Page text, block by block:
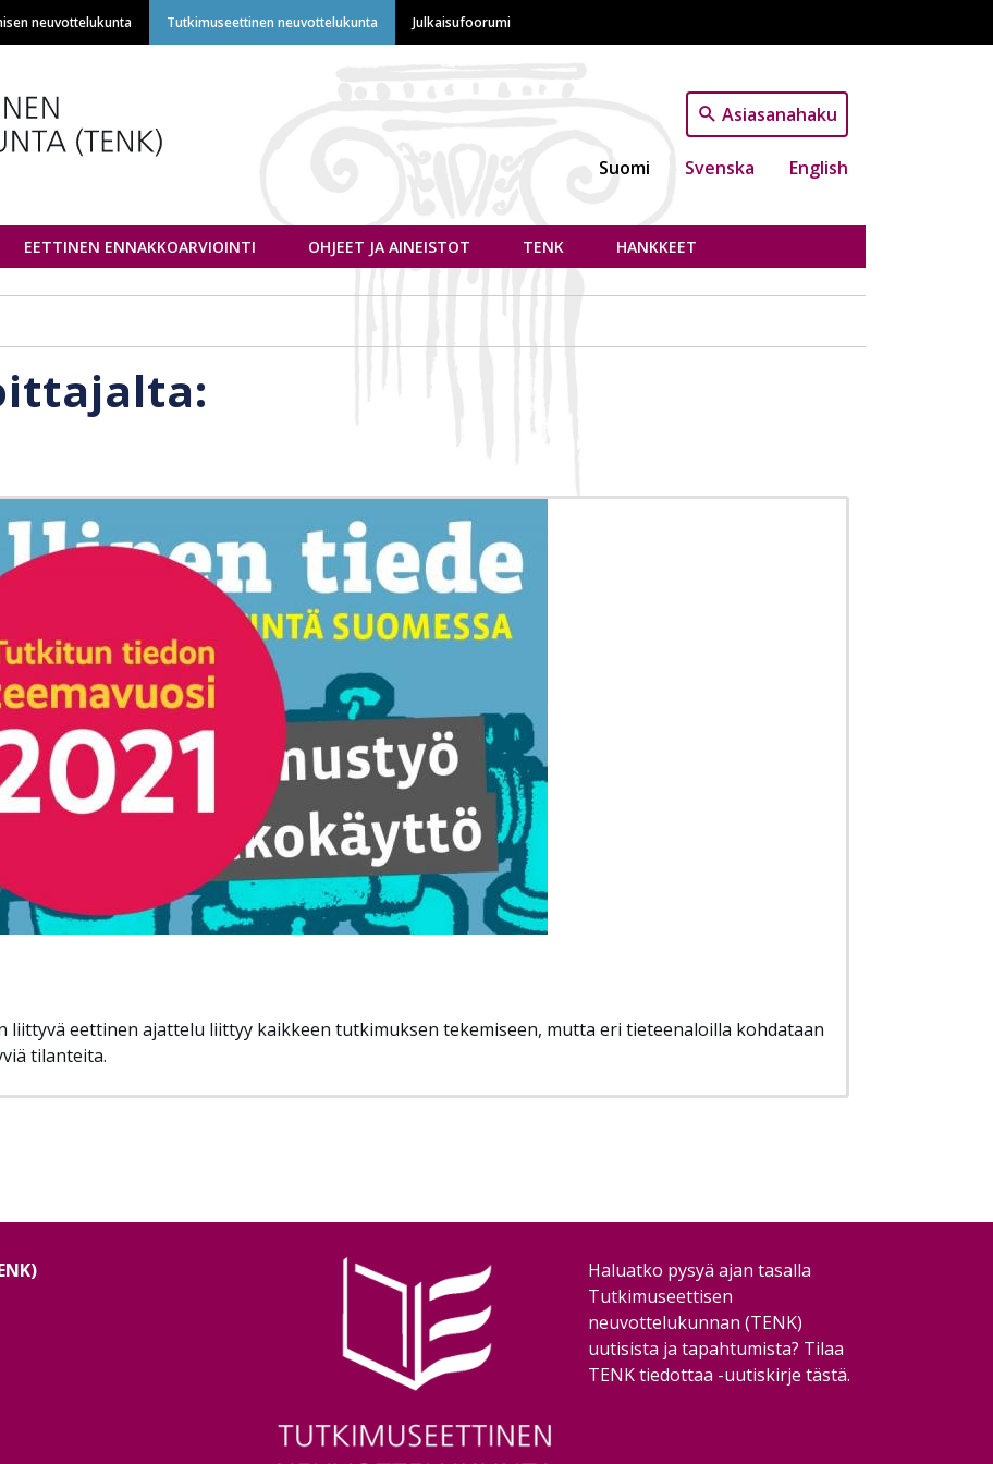
Hyppää
pääsisältöön
neuvottelukunta Tutkimuseettinen neuvottelukunta Julkaisufoorumi
Asiasanahaku
Suomi Svenska English
EETTINEN ENNAKKOARVIOINTI OHJEET JA AINEISTOT TENK HANKKEET
liittyvä eettinen ajattelu liittyy kaikkeen tutkimuksen tekemiseen, mutta eri tieteenaloilla kohdataan
tilanteita.
Haluatko pysyä ajan tasalla
Tutkimuseettisen
neuvottelukunnan (TENK)
uutisista ja tapahtumista? Tilaa
TENK tiedottaa -uutiskirje tästä.